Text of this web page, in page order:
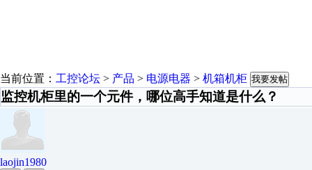
当前位置： 工控论坛 > 产品 > 电源电器 > 机箱机柜 我要发帖
监控机柜里的一个元件，哪位高手知道是什么？
laojin1980